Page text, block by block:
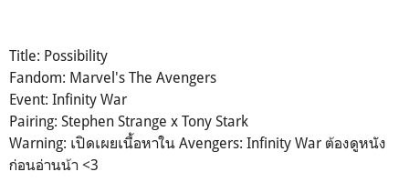
Title: Possibility
Fandom: Marvel's The Avengers
Event: Infinity War
Pairing: Stephen Strange x Tony Stark
Warning: เปิดเผยเนื้อหาใน Avengers: Infinity War ต้องดูหนัง
ก่อนอ่านน้า <3